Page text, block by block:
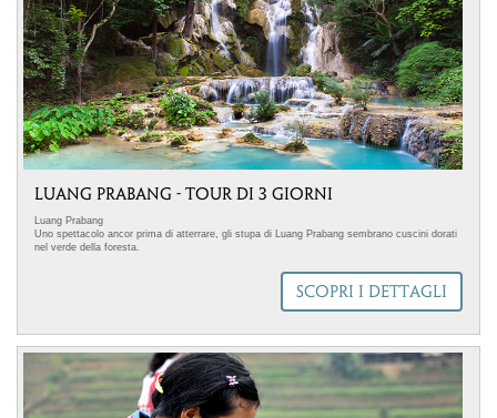
.
LUANG PRABANG - TOUR DI 3 GIORNI
Luang Prabang
Uno spettacolo ancor prima di atterrare, gli stupa di Luang Prabang sembrano cuscini dorati
nel verde della foresta.
.immagine-sinistra { float: left; /* Allinea l'immagine a sinistra */ margin-right: 18px; /*
Aggiunge spazio a destra dell'immagine */ margin-bottom: 5px; /* Aggiunge spazio sotto
l'immagine */ } Selezioniamo partner che condividono con Mappamondo valori, scelte di
prodotto e iniziative concrete di responsabilità sociale. Ci avvaliamo della collaborazione di
Unite. In questo tour si adottano accortezze per limitare il consumo di acqua, energia,
combustibili fossili, carta e plastica. Non organizziamo visite in aree con ecosistemi fragili,
supportiamo l'economia delle comunità locali.
SCOPRI I DETTAGLI